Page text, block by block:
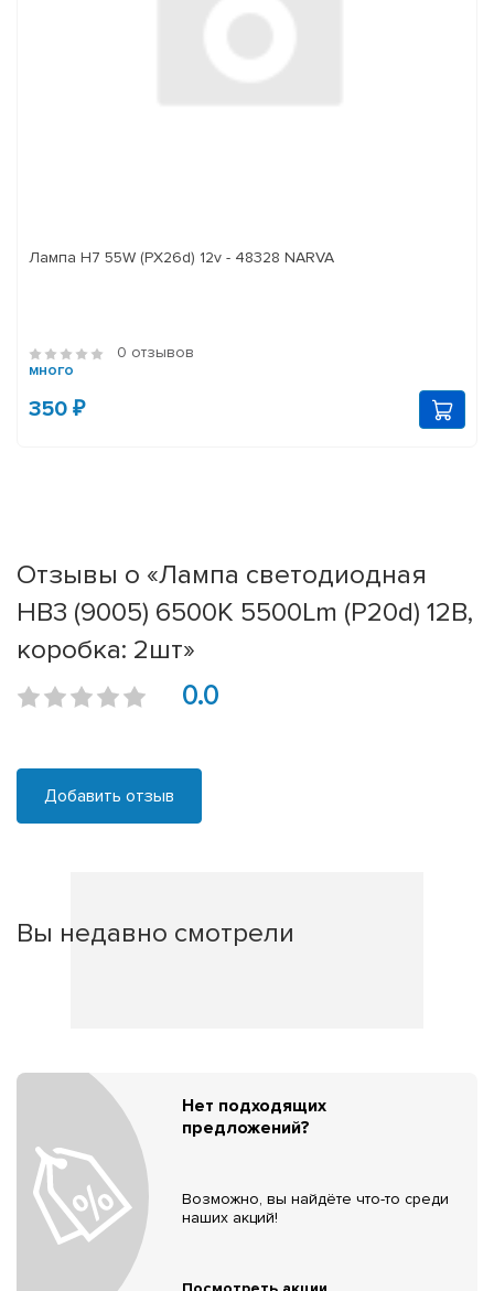
Лампа H7 55W (PX26d) 12v - 48328 NARVA
0 отзывов
много
350 ₽
Отзывы о «Лампа светодиодная
HB3 (9005) 6500K 5500Lm (P20d) 12В,
коробка: 2шт»
0.0
Добавить отзыв
Вы недавно смотрели
Нет подходящих
предложений?
Возможно, вы найдёте что-то среди
наших акций!